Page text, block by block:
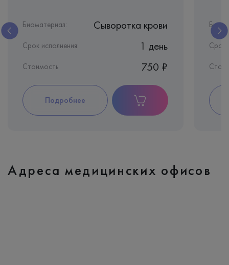
Биоматериал: Сыворотка крови
Срок исполнения: 1 день
Стоимость 750 ₽
Подробнее
Срок
Адреса медицинских офисов